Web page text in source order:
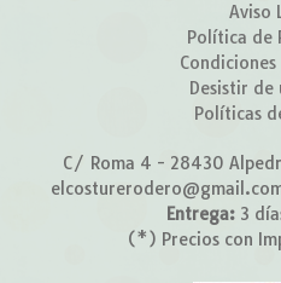
Aviso
Política de
Desistir de
Políticas
C/ Roma 4 - 28430
Entrega: 3
(*) Precios con